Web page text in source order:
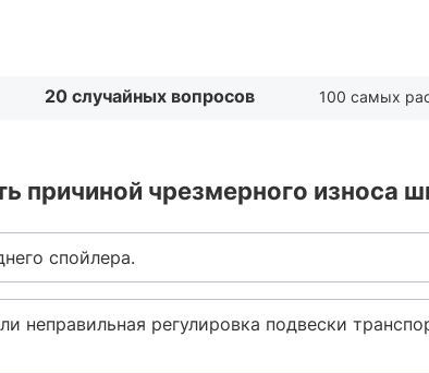
20 случайных вопросов 100 самых
причиной чрезмерного износа
спойлера.
неправильная регулировка подвески